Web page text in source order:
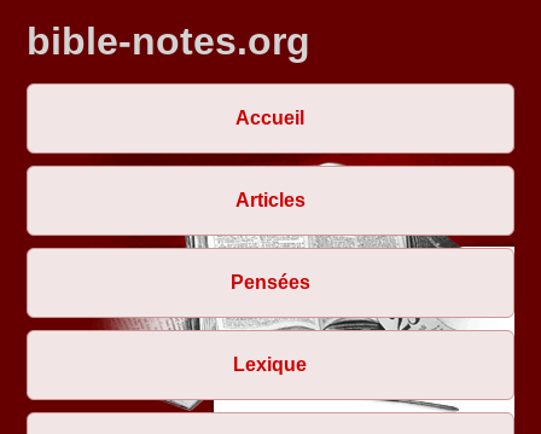
bible-notes.org
Accueil
Articles
Pensées
Lexique